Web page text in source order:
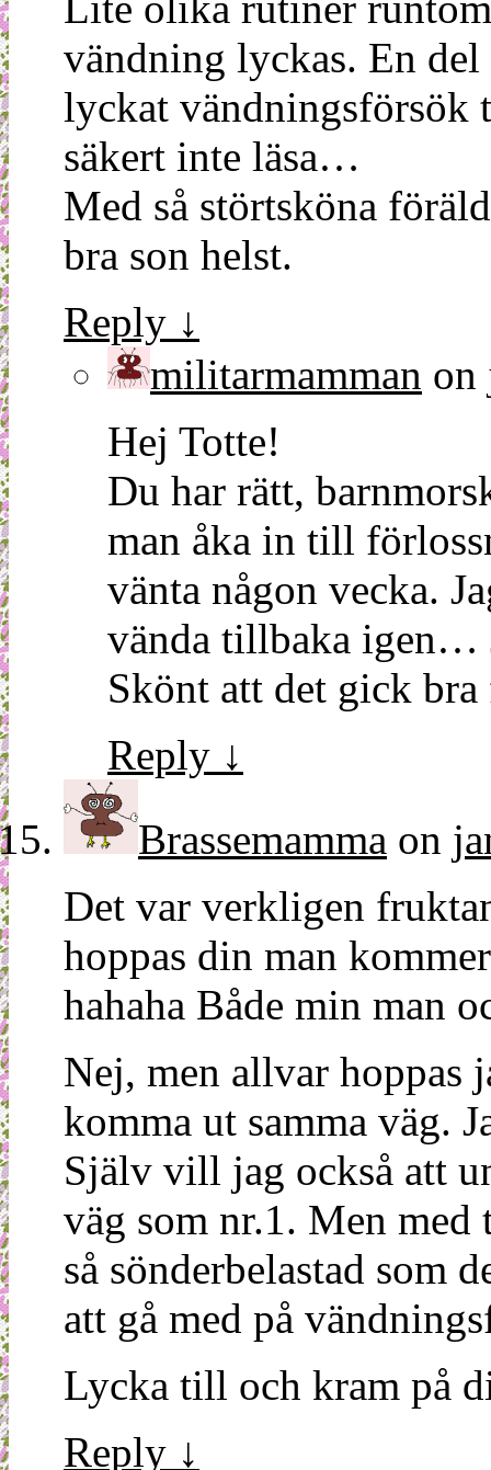
vändning lyckas. En
lyckat vändningsförsök
säkert inte läsa…
Med så störtsköna
bra son helst.
Reply ↓
militarmamman on
Hej Totte!
Du har rätt,
man åka in till
vänta någon vecka.
vända tillbaka igen…
Skönt att det gick
Reply ↓
Brassemamma on
Det var verkligen
hoppas din man
hahaha Både min man
Nej, men allvar hoppas
komma ut samma väg.
Själv vill jag också att
väg som nr.1. Men med
så sönderbelastad som
att gå med på
Lycka till och kram på
Reply ↓